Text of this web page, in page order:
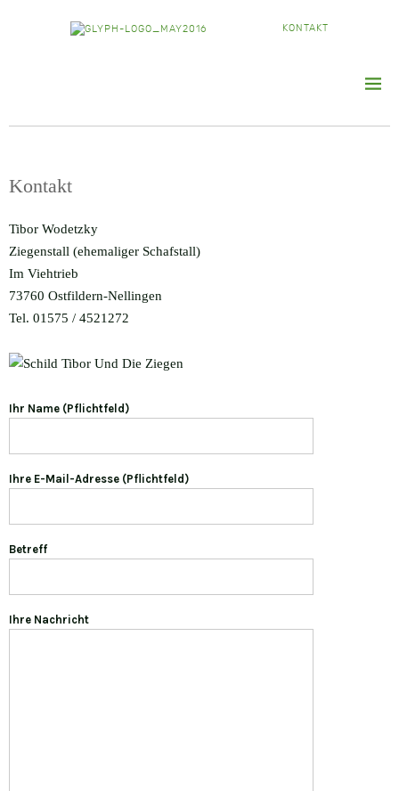
KONTAKT
Kontakt
Tibor Wodetzky
Ziegenstall (ehemaliger Schafstall)
Im Viehtrieb
73760 Ostfildern-Nellingen
Tel. 01575 / 4521272
Ihr Name (Pflichtfeld)
Ihre E-Mail-Adresse (Pflichtfeld)
Betreff
Ihre Nachricht